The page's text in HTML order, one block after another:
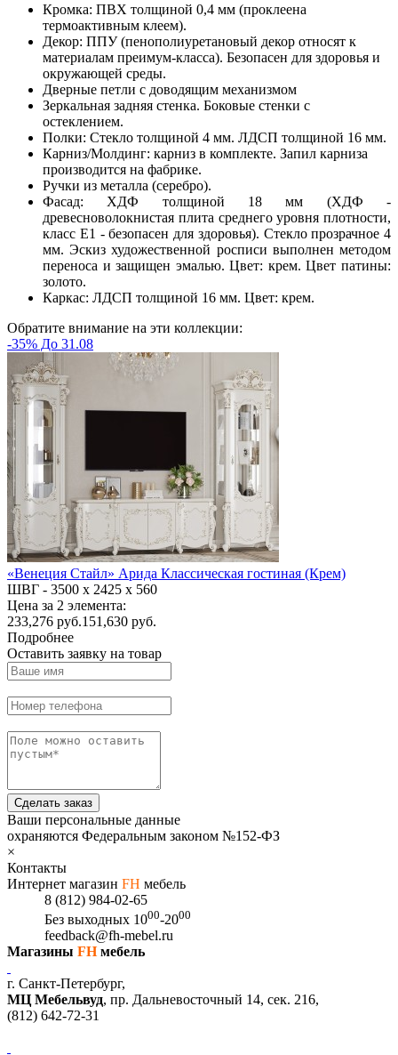
Кромка: ПВХ толщиной 0,4 мм (проклеена
термоактивным клеем).
Декор: ППУ (пенополиуретановый декор относят к
материалам преимум-класса). Безопасен для здоровья и
окружающей среды.
Дверные петли с доводящим механизмом
Зеркальная задняя стенка. Боковые стенки с
остеклением.
Полки: Стекло толщиной 4 мм. ЛДСП толщиной 16 мм.
Карниз/Молдинг: карниз в комплекте. Запил карниза
производится на фабрике.
Ручки из металла (серебро).
Фасад: ХДФ толщиной 18 мм (ХДФ -
древесноволокнистая плита среднего уровня плотности,
класс E1 - безопасен для здоровья). Стекло прозрачное 4
мм. Эскиз художественной росписи выполнен методом
переноса и защищен эмалью. Цвет: крем. Цвет патины:
золото.
Каркас: ЛДСП толщиной 16 мм. Цвет: крем.
Обратите внимание на эти коллекции:
-35% До 31.08
«Венеция Стайл» Арида Классическая гостиная (Крем)
ШВГ - 3500 х 2425 х 560
Цена за 2 элемента:
233,276 руб.151,630 руб.
Подробнее
Оставить заявку на товар
Сделать заказ
Ваши персональные данные
охраняются Федеральным законом №152-ФЗ
×
Контакты
Интернет магазин FH мебель
8 (812) 984-02-65
Без выходных 1000-2000
feedback@fh-mebel.ru
Магазины FHмебель
г. Санкт-Петербург,
МЦ Мебельвуд, пр. Дальневосточный 14, сек. 216,
(812) 642-72-31